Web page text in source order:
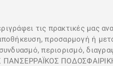
τις πρακτικές μας
προσαρμογή ή
περιορισμό,
ΠΟΔΟΣΦΑΙΡΙΚΗ